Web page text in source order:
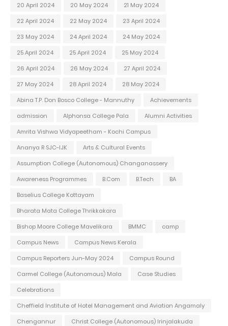
20 April 2024
20 May 2024
21 May 2024
22 April 2024
22 May 2024
23 April 2024
23 May 2024
24 April 2024
24 May 2024
25 April 2024
25 April 2024
25 May 2024
26 April 2024
26 May 2024
27 April 2024
27 May 2024
28 April 2024
28 May 2024
Abina T.P. Don Bosco College - Mannuthy
Achievements
admission
Alphonsa College Pala
Alumni Activities
Amrita Vishwa Vidyapeetham - Kochi Campus
Ananya R SJC-IJK
Arts & Cultural Events
Assumption College (Autonomous) Changanassery
Awareness Programmes
B.Com B.Tech
BA
Baselius College Kottayam
Bharata Mata College Thrikkakara
Bishop Moore College Mavelikara
BMMC
camp
Campus News
Campus News Kerala
Campus Reporters Jun-May 2024
Campus Round
Carmel College (Autonomous) Mala
Case Studies
Celebrations
Cheffield Institute of Hotel Management and Aviation Angamaly
Chengannur
Christ College (Autonomous) Irinjalakuda